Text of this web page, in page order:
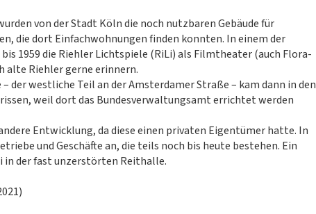
von der Stadt Köln die noch nutzbaren Gebäude für
die dort Einfachwohnungen finden konnten. In einem der
1959 die Riehler Lichtspiele (RiLi) als Filmtheater (auch Flora-
alte Riehler gerne erinnern.
der westliche Teil an der Amsterdamer Straße – kam dann in den
weil dort das Bundesverwaltungsamt errichtet werden
Entwicklung, da diese einen privaten Eigentümer hatte. In
und Geschäfte an, die teils noch bis heute bestehen. Ein
in der fast unzerstörten Reithalle.